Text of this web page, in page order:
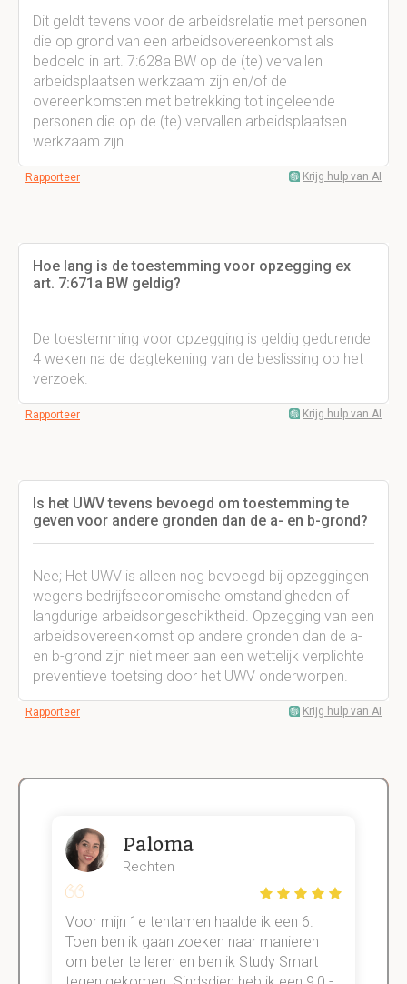
Dit geldt tevens voor de arbeidsrelatie met personen
die op grond van een arbeidsovereenkomst als
bedoeld in art. 7:628a BW op de (te) vervallen
arbeidsplaatsen werkzaam zijn en/of de
overeenkomsten met betrekking tot ingeleende
personen die op de (te) vervallen arbeidsplaatsen
werkzaam zijn.
Rapporteer Krijg hulp van AI
Hoe lang is de toestemming voor opzegging ex
art. 7:671a BW geldig?
De toestemming voor opzegging is geldig gedurende
4 weken na de dagtekening van de beslissing op het
verzoek.
Rapporteer Krijg hulp van AI
Is het UWV tevens bevoegd om toestemming te
geven voor andere gronden dan de a- en b-grond?
Nee; Het UWV is alleen nog bevoegd bij opzeggingen
wegens bedrijfseconomische omstandigheden of
langdurige arbeidsongeschiktheid. Opzegging van een
arbeidsovereenkomst op andere gronden dan de a-
en b-grond zijn niet meer aan een wettelijk verplichte
preventieve toetsing door het UWV onderworpen.
Rapporteer Krijg hulp van AI
Paloma
Rechten
Voor mijn 1e tentamen haalde ik een 6.
Toen ben ik gaan zoeken naar manieren
om beter te leren en ben ik Study Smart